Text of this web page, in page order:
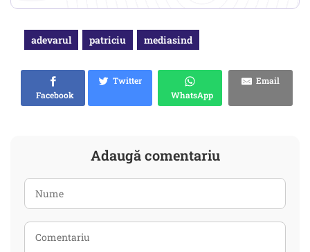
adevarul patriciu mediasind
Facebook
Twitter
WhatsApp
Email
Adaugă comentariu